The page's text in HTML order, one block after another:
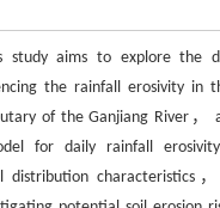
study aims to explore the
the rainfall erosivity in
of the Ganjiang River，
for daily rainfall
distribution characteristics